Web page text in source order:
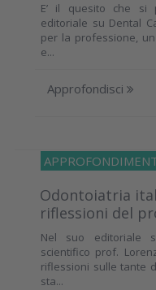
E’ il quesito che si
editoriale su Dental
per la professione,
e...
Approfondisci
Odontoiatria
riflessioni del
Nel suo editoriale
scientifico prof.
riflessioni sulle tante
sta...